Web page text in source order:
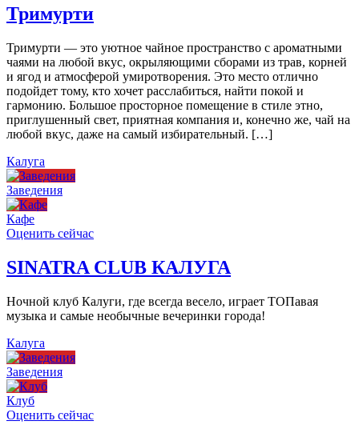
Тримурти
Тримурти — это уютное чайное пространство с ароматными
чаями на любой вкус, окрыляющими сборами из трав, корней
и ягод и атмосферой умиротворения. Это место отлично
подойдет тому, кто хочет расслабиться, найти покой и
гармонию. Большое просторное помещение в стиле этно,
приглушенный свет, приятная компания и, конечно же, чай на
любой вкус, даже на самый избирательный. […]
Калуга
Заведения
Кафе
Оценить сейчас
SINATRA CLUB КАЛУГА
Ночной клуб Калуги, где всегда весело, играет ТОПавая
музыка и самые необычные вечеринки города!
Калуга
Заведения
Клуб
Оценить сейчас